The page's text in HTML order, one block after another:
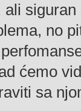
ali
no
ćemo
sa